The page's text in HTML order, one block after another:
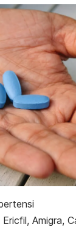
Amigra,